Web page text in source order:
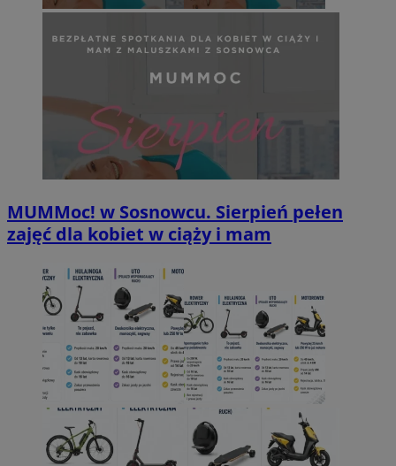
MUMMoc! w Sosnowcu. Sierpień pełen
zajęć dla kobiet w ciąży i mam